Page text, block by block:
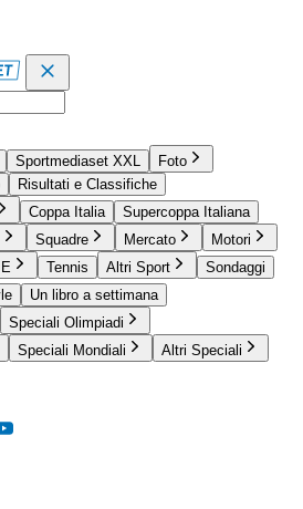
Sportmediaset XXL
Foto
Risultati e Classifiche
Coppa Italia
Supercoppa Italiana
Squadre Mercato
Motori
Tennis Altri Sport
Sondaggi
Un libro a settimana
Speciali Olimpiadi
Speciali Mondiali Altri Speciali